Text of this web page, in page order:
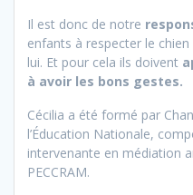
Il est donc de notre
enfants à respecter le
lui. Et pour cela ils doivent
à avoir les bons gestes.
Cécilia a été formé par
l’Éducation Nationale,
intervenante en médiation
PECCRAM.